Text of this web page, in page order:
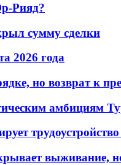
Рияд?
сумму сделки
2026 года
но возврат к
амбициям
выживание,